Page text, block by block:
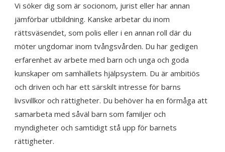
Vi söker dig som är socionom, jurist eller har annan
jämförbar utbildning. Kanske arbetar du inom
rättsväsendet, som polis eller i en annan roll där du
möter ungdomar inom tvångsvården. Du har gedigen
erfarenhet av arbete med barn och unga och goda
kunskaper om samhällets hjälpsystem. Du är ambitiös
och driven och har ett särskilt intresse för barns
livsvillkor och rättigheter. Du behöver ha en förmåga att
samarbeta med såväl barn som familjer och
myndigheter och samtidigt stå upp för barnets
rättigheter.